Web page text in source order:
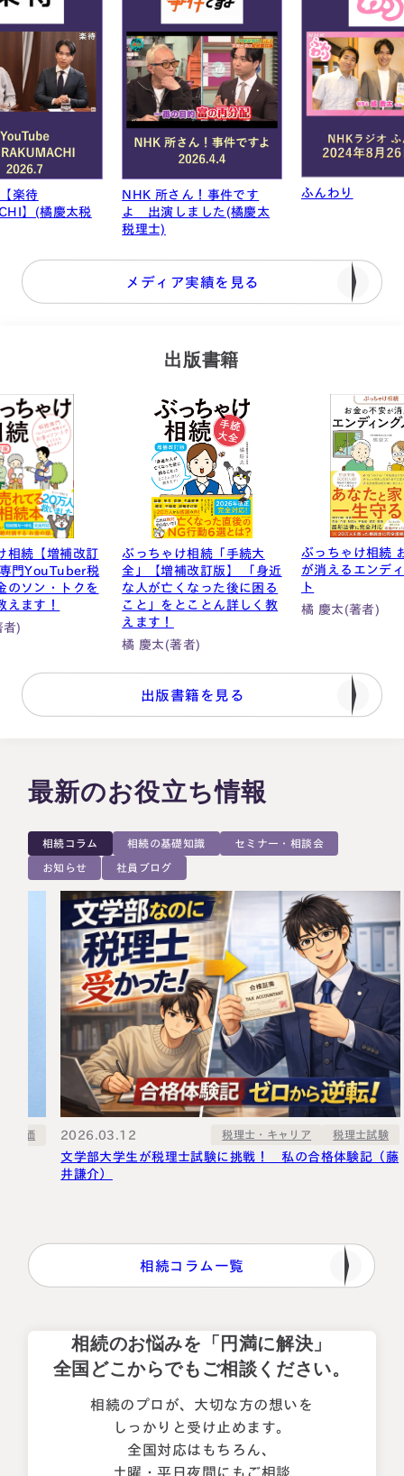
！事件です
した(橘慶太
ふんわり 林修の今知りた
メディア実績を見る
出版書籍
相続「手続大
改訂版】 「身近
なった後に困る
ことん詳しく教
ぶっちゃけ相続 お金の不安
が消えるエンディングノー
ト
橘 慶太(著者)
マンガ・図解で
い！世界一やさ
入門
桑田 悠子(著者)
出版書籍を見る
最新のお役立ち情報
相続コラム 相続の基礎知識 セミナー・相談会
お知らせ 社員ブログ
士試験
2026.03.04 相続税 相続税の基礎知識
相続コラム一覧
相続のお悩みを「円満に解決」
全国どこからでもご相談ください。
相続のプロが、大切な方の想いを
しっかりと受け止めます。
全国対応はもちろん、
土曜・平日夜間にもご相談